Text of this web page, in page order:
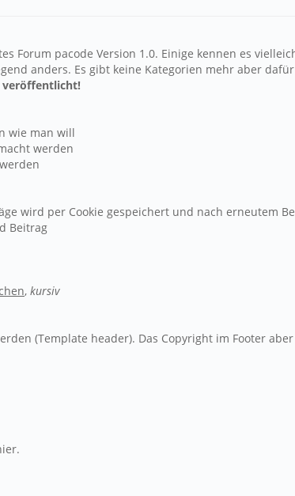
Forum pacode Version 1.0. Einige kennen es
anders. Es gibt keine Kategorien mehr aber
veröffentlicht!
wie man will
werden
wird per Cookie gespeichert und nach erneutem
Beitrag
, kursiv
(Template header). Das Copyright im Footer